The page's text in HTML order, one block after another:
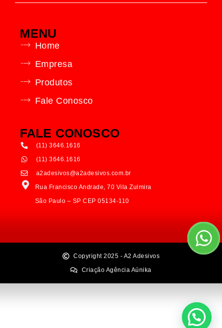
MENU
Home
Empresa
Produtos
Fale Conosco
FALE CONOSCO
(11) 3646.1616
(11) 3646.1616
a2adesivos@a2adesivos.com.br
Rua Francisco Andrade, 70 Vila Zulmira
São Paulo – SP CEP 05134-110
Copyright 2025 - A2 Adesivos
Criação Agência Aúnika